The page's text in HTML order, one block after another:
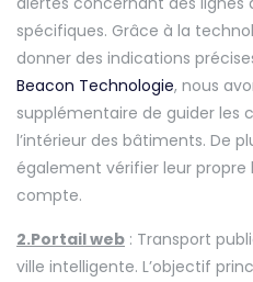
spécifiques. Grâce à la
donner des indications
Beacon Technologie, nous
supplémentaire de guider les
l’intérieur des bâtiments. De
également vérifier leur propre
compte.
2.Portail web : Transport
ville intelligente. L’objectif